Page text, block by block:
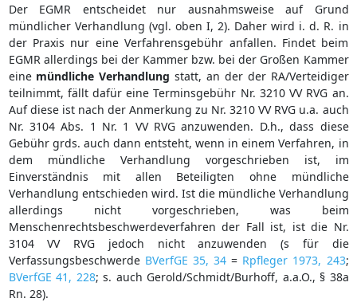
Der EGMR entscheidet nur ausnahmsweise auf Grund
mündlicher Verhandlung (vgl. oben I, 2). Daher wird i. d. R. in
der Praxis nur eine Verfahrensgebühr anfallen. Findet beim
EGMR allerdings bei der Kammer bzw. bei der Großen Kammer
eine mündliche Verhandlung statt, an der der RA/Verteidiger
teilnimmt, fällt dafür eine Terminsgebühr Nr. 3210 VV RVG an.
Auf diese ist nach der Anmerkung zu Nr. 3210 VV RVG u.a. auch
Nr. 3104 Abs. 1 Nr. 1 VV RVG anzuwenden. D.h., dass diese
Gebühr grds. auch dann entsteht, wenn in einem Verfahren, in
dem mündliche Verhandlung vorgeschrieben ist, im
Einverständnis mit allen Beteiligten ohne mündliche
Verhandlung entschieden wird. Ist die mündliche Verhandlung
allerdings nicht vorgeschrieben, was beim
Menschenrechtsbeschwerdeverfahren der Fall ist, ist die Nr.
3104 VV RVG jedoch nicht anzuwenden (s für die
Verfassungsbeschwerde BVerfGE 35, 34= Rpfleger 1973, 243;
BVerfGE 41, 228; s. auch Gerold/Schmidt/Burhoff, a.a.O., § 38a
Rn. 28).